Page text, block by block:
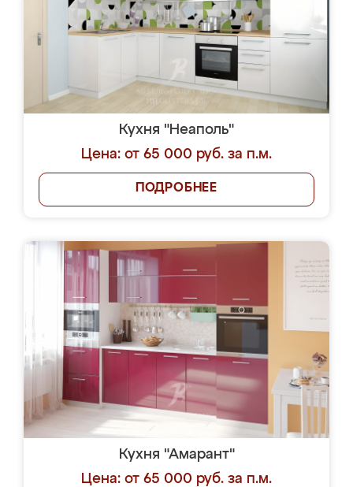
Кухня "Неаполь"
Цена: от 65 000 руб. за п.м.
ПОДРОБНЕЕ
Кухня "Амарант"
Цена: от 65 000 руб. за п.м.